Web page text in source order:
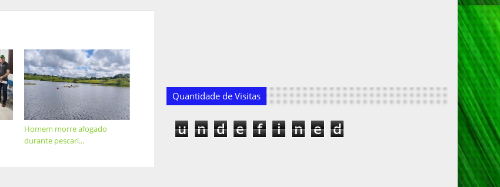
Homem morre afogado
durante pescari...
Quantidade de Visitas
u n d e f i n e d